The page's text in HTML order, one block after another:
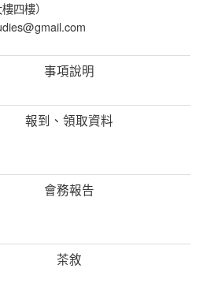
四樓）
事項說明
報到、領取資料
會務報告
茶敘